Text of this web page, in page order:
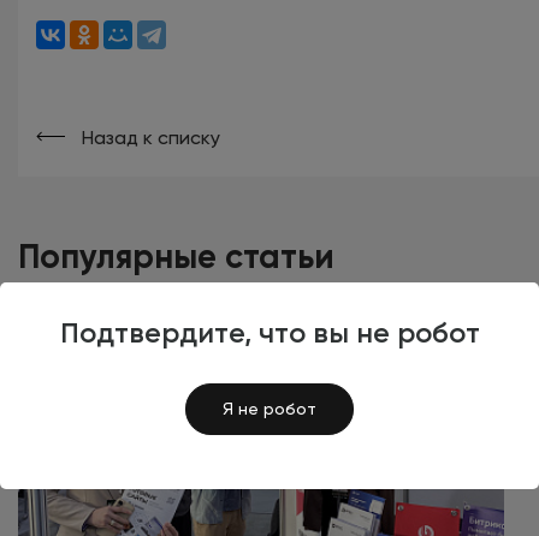
Подтвердите, что вы не робот
Я не робот
Назад к списку
Популярные статьи